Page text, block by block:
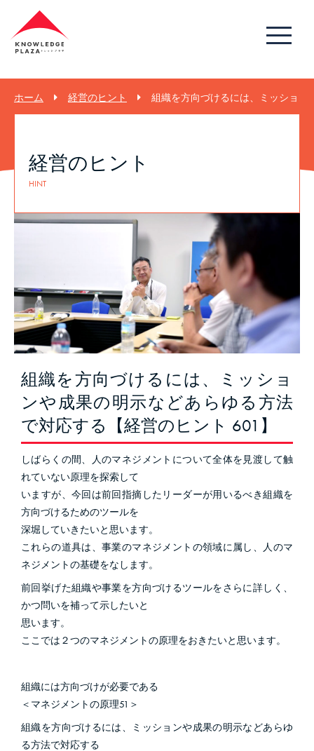
ホーム 経営のヒント 組織を方向づけるには、ミッション
経営のヒント
HINT
組織を方向づけるには、ミッショ
ンや成果の明示などあらゆる方法
で対応する【経営のヒント 601】
しばらくの間、人のマネジメントについて全体を見渡して触
れていない原理を探索して
いますが、今回は前回指摘したリーダーが用いるべき組織を
方向づけるためのツールを
深堀していきたいと思います。
これらの道具は、事業のマネジメントの領域に属し、人のマ
ネジメントの基礎をなします。
前回挙げた組織や事業を方向づけるツールをさらに詳しく、
かつ問いを補って示したいと
思います。
ここでは２つのマネジメントの原理をおきたいと思います。
組織には方向づけが必要である
＜マネジメントの原理51＞
組織を方向づけるには、ミッションや成果の明示などあらゆ
る方法で対応する